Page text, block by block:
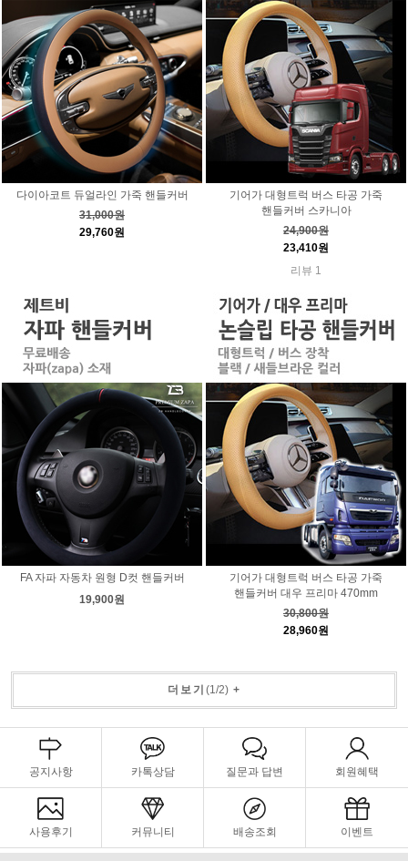
다이아코트 듀얼라인 가죽 핸들커버
31,000원
29,760원
기어가 대형트럭 버스 타공 가죽
핸들커버 스카니아
24,900원
23,410원
리뷰 1
FA 자파 자동차 원형 D컷 핸들커버
19,900원
기어가 대형트럭 버스 타공 가죽
핸들커버 대우 프리마 470mm
30,800원
28,960원
더보기 (1/2)+
공지사항 카톡상담 질문과 답변 회원혜택
사용후기 커뮤니티 배송조회 이벤트